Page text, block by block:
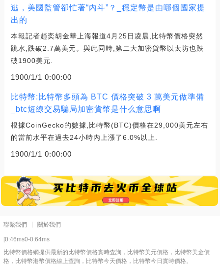
逃，美國監管卻忙著“內斗”？_穩定幣是由哪個國家提
出的
本報記者趙奕胡金華上海報道4月25日凌晨,比特幣價格突然
跳水,跌破2.7萬美元。與此同時,第二大加密貨幣以太坊也跌
破1900美元.
1900/1/1 0:00:00
比特幣:比特幣多頭為 BTC 價格突破 3 萬美元做準備
_btc短線交易騙局加密貨幣是什么意思啊
根據CoinGecko的數據,比特幣(BTC)價格在29,000美元左右
的當前水平在過去24小時內上漲了6.0%以上.
1900/1/1 0:00:00
聯繫我們 關於我們
[0:46ms0-0:64ms
比特幣價格網提供最新的比特幣價格實時査詢，比特幣美元價格，比特幣美金價
格，比特幣港幣價格線上查詢，比特幣今天價格，比特幣今日實時價格。